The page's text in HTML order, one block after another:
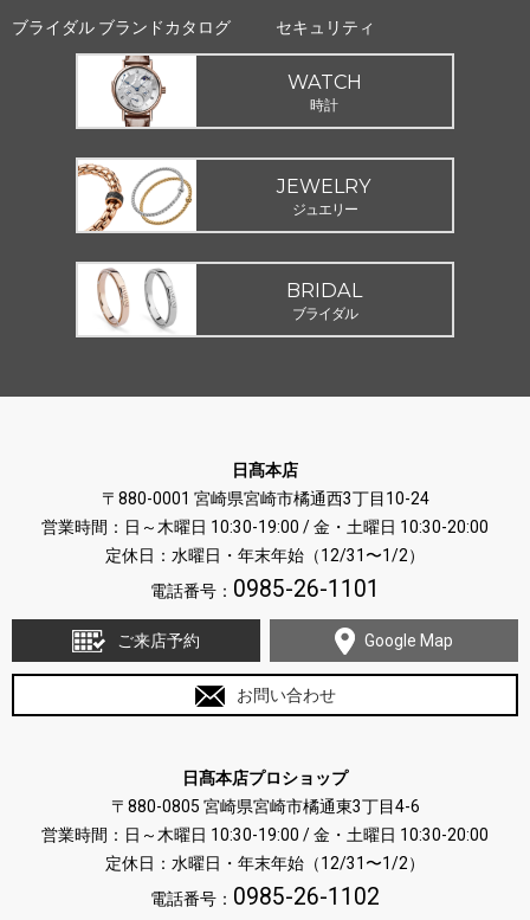
ブライダル ブランドカタログ
セキュリティ
WATCH
時計
JEWELRY
ジュエリー
BRIDAL
ブライダル
日髙本店
〒880-0001 宮崎県宮崎市橘通西3丁目10-24
営業時間：日～木曜日 10:30-19:00 / 金・土曜日 10:30-20:00
定休日：水曜日・年末年始（12/31〜1/2）
電話番号： 0985-26-1101
ご来店予約 Google Map
お問い合わせ
日髙本店プロショップ
〒880-0805 宮崎県宮崎市橘通東3丁目4-6
営業時間：日～木曜日 10:30-19:00 / 金・土曜日 10:30-20:00
定休日：水曜日・年末年始（12/31〜1/2）
電話番号： 0985-26-1102